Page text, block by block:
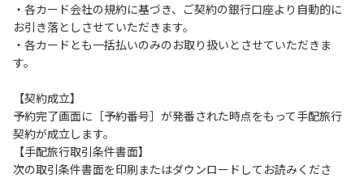
・各カード会社の規約に基づき、ご契約の銀行口座より自動的に
お引き落としさせていただきます。
・各カードとも一括払いのみのお取り扱いとさせていただきま
す。
【契約成立】
予約完了画面に［予約番号］が発番された時点をもって手配旅行
契約が成立します。
【手配旅行取引条件書面】
次の取引条件書面を印刷またはダウンロードしてお読みくださ